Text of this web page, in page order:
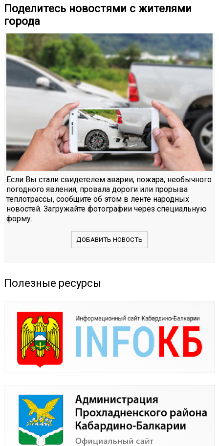
Поделитесь новостями с жителями
города
Если Вы стали свидетелем аварии, пожара, необычного
погодного явления, провала дороги или прорыва
теплотрассы, сообщите об этом в ленте народных
новостей. Загружайте фотографии через специальную
форму.
ДОБАВИТЬ НОВОСТЬ
Полезные ресурсы